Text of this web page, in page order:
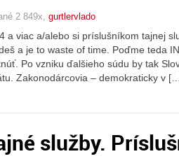
2 849x, gurtlervlado
a viac a/alebo si príslušníkom tajnej
a je to waste of time. Poďme teda
Po vzniku ďalšieho súdu by tak
Zakonodárcovia – demokraticky v
služby.